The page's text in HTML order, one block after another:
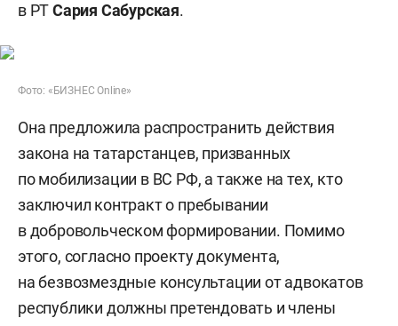
в РТСария Сабурская.
Фото: «БИЗНЕС Online»
Она предложила распространить действия
закона на татарстанцев, призванных
по мобилизации в ВС РФ, а также на тех, кто
заключил контракт о пребывании
в добровольческом формировании. Помимо
этого, согласно проекту документа,
на безвозмездные консультации от адвокатов
республики должны претендовать и члены